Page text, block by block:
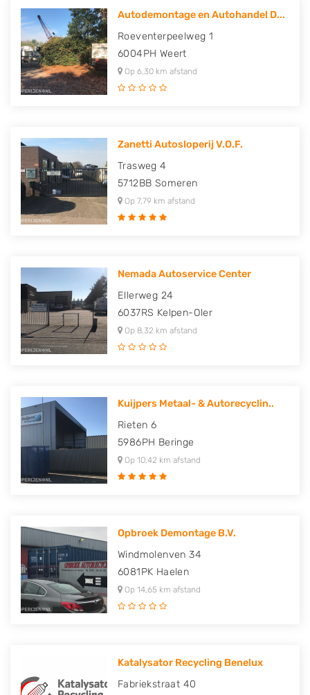
Autodemontage en Autohandel D...
Roeventerpeelweg 1
6004PH Weert
Op 6,30 km afstand
Zanetti Autosloperij V.O.F.
Trasweg 4
5712BB Someren
Op 7,79 km afstand
Nemada Autoservice Center
Ellerweg 24
6037RS Kelpen-Oler
Op 8,32 km afstand
Kuijpers Metaal- & Autorecyclin..
Rieten 6
5986PH Beringe
Op 10,42 km afstand
Opbroek Demontage B.V.
Windmolenven 34
6081PK Haelen
Op 14,65 km afstand
Katalysator Recycling Benelux
Fabriekstraat 40